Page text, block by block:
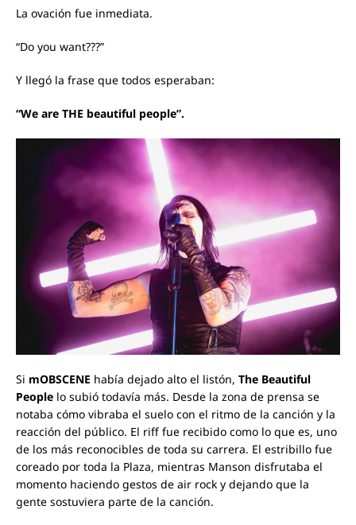
La ovación fue inmediata.
“Do you want???”
Y llegó la frase que todos esperaban:
“We are THE beautiful people”.
Si mOBSCENE había dejado alto el listón, The Beautiful
People lo subió todavía más. Desde la zona de prensa se
notaba cómo vibraba el suelo con el ritmo de la canción y la
reacción del público. El riff fue recibido como lo que es, uno
de los más reconocibles de toda su carrera. El estribillo fue
coreado por toda la Plaza, mientras Manson disfrutaba el
momento haciendo gestos de air rock y dejando que la
gente sostuviera parte de la canción.